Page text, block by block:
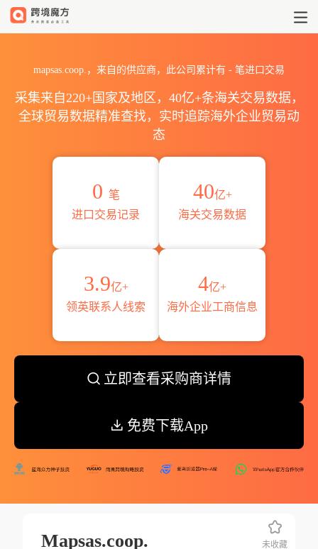
mapsas.coop.，来自的供应商，此公司累计有 - 笔进口交易
采集来自220+国家及地区，40亿+条海关交易数据，
全球贸易数据精准查找，实时追踪海外企业贸易动
态
0 笔
进口交易记录
40亿+
海关交易数据
3.9亿+
领英联系人线索
4亿+
海外企业工商信息
立即查看采购商详情
免费下载App
Mapsas.coop. 未收藏